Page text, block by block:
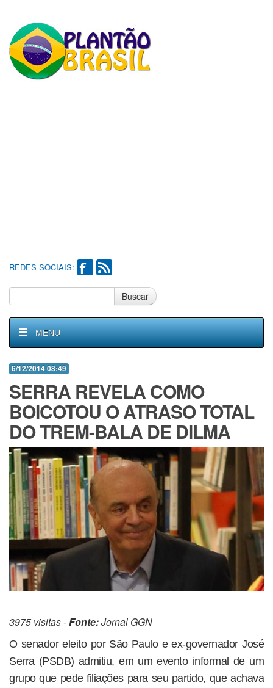
REDES SOCIAIS:
Buscar
MENU
6/12/2014 08:49
SERRA REVELA COMO
BOICOTOU O ATRASO TOTAL
DO TREM-BALA DE DILMA
3975 visitas -Fonte:Jornal GGN
O senador eleito por São Paulo e ex-governador José
Serra (PSDB) admitiu, em um evento informal de um
grupo que pede filiações para seu partido, que achava